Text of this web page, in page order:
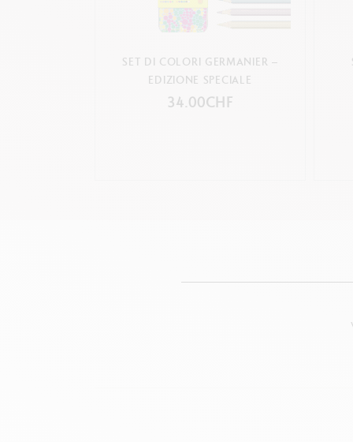
SET DI COLORI GERMANIER –
EDIZIONE SPECIALE
34.00CHF